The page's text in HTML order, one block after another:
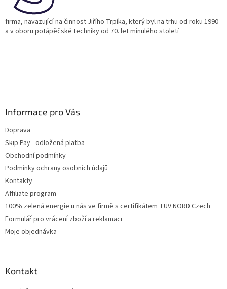
firma, navazující na činnost Jiřího Trpíka, který byl na trhu od roku 1990
a v oboru potápěčské techniky od 70. let minulého století
Informace pro Vás
Doprava
Skip Pay - odložená platba
Obchodní podmínky
Podmínky ochrany osobních údajů
Kontakty
Affiliate program
100% zelená energie u nás ve firmě s certifikátem TÜV NORD Czech
Formulář pro vrácení zboží a reklamaci
Moje objednávka
Kontakt